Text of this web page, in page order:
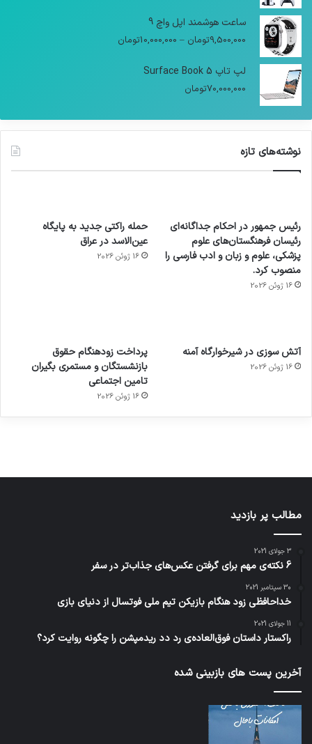
ساعت هوشمند اپل واچ 9
9,500,000تومان –
10,000,000تومان
لپ تاپ Surface Book 5
70,000,000تومان
نوشته‌های تازه
رئیس جمهور در احکام جداگانه‌ای
رئیسان فرهنگستان‌های علوم
پزشکی، علوم و زبان و ادب فارسی را
منصوب کرد.
16 ژوئن 2026
حمله راکتی جدید به پایگاه
عین‌الاسد در عراق
16 ژوئن 2026
آتش سوزی در شیرخوارگاه آمنه
16 ژوئن 2026
پرداخت زودهنگام حقوق
بازنشستگان و مستمری بگیران
تامین اجتماعی
16 ژوئن 2026
برای
کشف
توسط
مجازی
…
ساعت
هوشمند
با طعم
توسط
ژاکت
در
های
2023
توسط
مطالب پر بازدید
3 جولای 2021
6 نکته‌ی مهم برای گرفتن عکس‌های جذاب‌تر در سفر
30 سپتامبر 2021
خداحافظی زود هنگام بازیکن تیم ملی فوتسال از دنیای بازی
11 جولای 2021
راکستار داستان فوق‌العاده‌ی رد دد ریدمپشن را چگونه روایت کرد؟
آخرین پست های بازبینی شده